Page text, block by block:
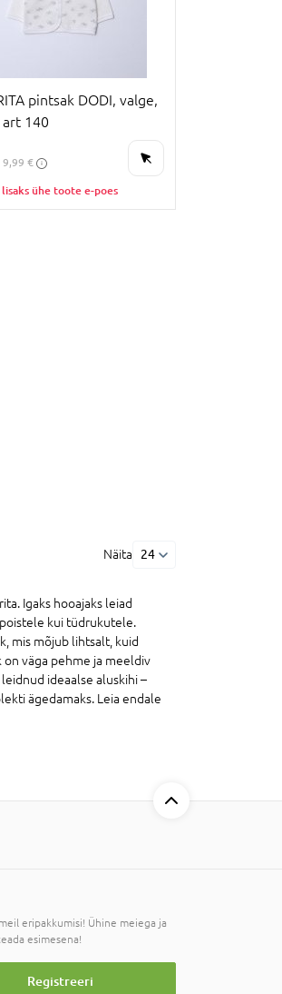
pintsak DODI, valge,
art 140
9,99 €
lisaks ühe toote e-poes
Näita 24
Igaks hooajaks leiad
kui tüdrukutele.
mis mõjub lihtsalt, kuid
on väga pehme ja meeldiv
ideaalse aluskihi –
ägedamaks. Leia endale
eripakkumisi! Ühine meiega ja
esimesena!
Registreeri